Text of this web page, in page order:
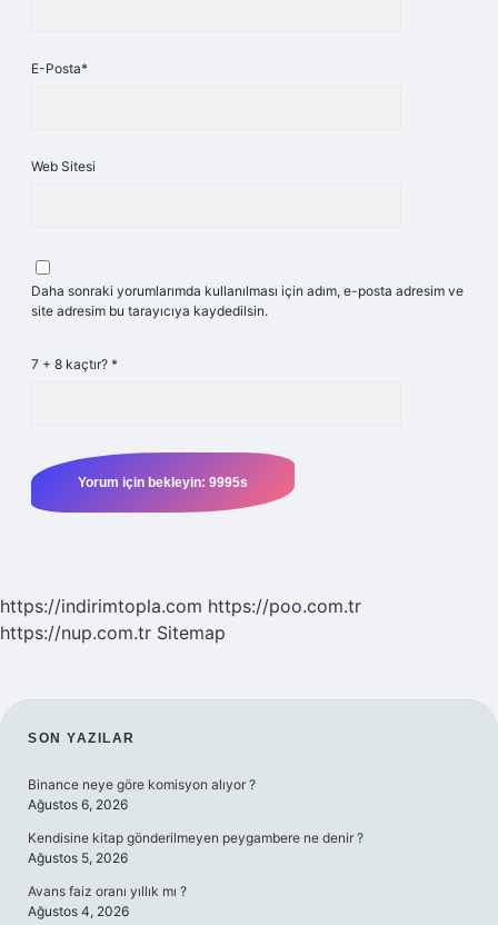
E-Posta*
Web Sitesi
Daha sonraki yorumlarımda kullanılması için adım, e-posta adresim ve
site adresim bu tarayıcıya kaydedilsin.
7 + 8 kaçtır? *
https://indirimtopla.com https://poo.com.tr
https://nup.com.tr Sitemap
SIDEBAR
SON YAZILAR
Binance neye göre komisyon alıyor ?
Ağustos 6, 2026
Kendisine kitap gönderilmeyen peygambere ne denir ?
Ağustos 5, 2026
Avans faiz oranı yıllık mı ?
Ağustos 4, 2026